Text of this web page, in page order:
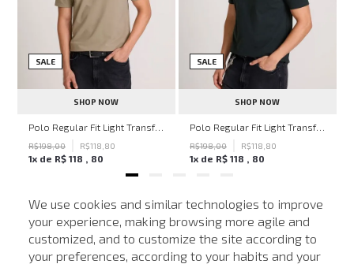
We use cookies and similar technologies to improve
your experience, making browsing more agile and
customized, and to customize the site according to
your preferences, according to your habits and your
SALE
SHOP NOW
Polo Regular Fit Light Transfer Bege Médio John John Masculina
R$198,00 R$118 80
1x de R$ 118 80
SALE
SHOP NOW
Polo Regular Fit Light Transfer Verde Escuro John John Masculina
R$198,00 R$118 80
1x de R$ 118 80
NEWSLETTER
Cadastre seu e-mail para receber nossas novidades.